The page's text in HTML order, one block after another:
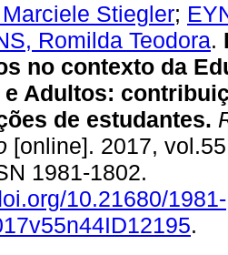
Stiegler;
Romilda Teodora.
no contexto da
Adultos:
de estudantes.
[online]. 2017,
1981-1802.
10.21680/1981-
.